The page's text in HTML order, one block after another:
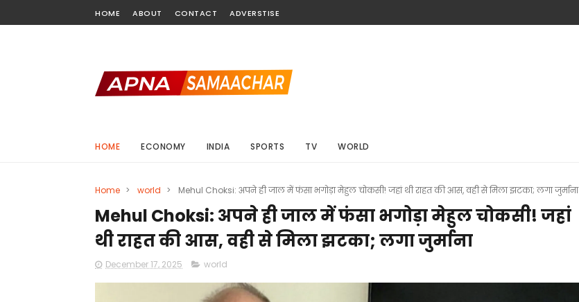
HOME ABOUT CONTACT ADVERSTISE
HOME ECONOMY INDIA SPORTS TV WORLD
Home > world > Mehul Choksi: अपने ही जाल में फंसा भगोड़ा मेहुल चोकसी! जहां थी राहत की आस, वही से मिला झटका; लगा जुर्माना
Mehul Choksi: अपने ही जाल में फंसा भगोड़ा मेहुल चोकसी! जहां
थी राहत की आस, वही से मिला झटका; लगा जुर्माना
December 17, 2025 world